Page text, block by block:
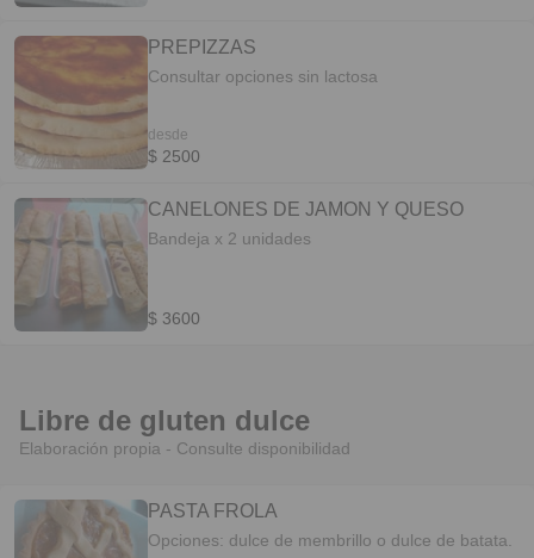
PREPIZZAS
Consultar opciones sin lactosa
desde
$ 2500
CANELONES DE JAMON Y QUESO
Bandeja x 2 unidades
$ 3600
Libre de gluten dulce
Elaboración propia - Consulte disponibilidad
PASTA FROLA
Opciones: dulce de membrillo o dulce de batata.